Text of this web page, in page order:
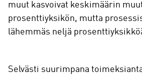
muut kasvoivat keskimäärin
prosenttiyksikön, mutta
lähemmäs neljä
Selvästi suurimpana